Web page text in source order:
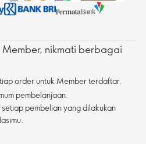
nikmati berbagai
order untuk Member terdaftar.
pembelanjaan.
setiap pembelian yang dilakukan